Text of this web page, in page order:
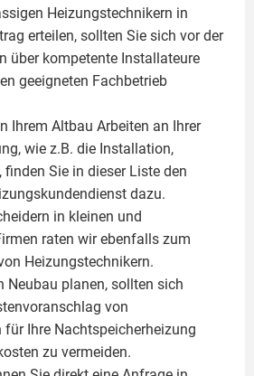
Heizungstechnikern in
erteilen, sollten Sie sich vor der
über kompetente Installateure
geeigneten Fachbetrieb
Ihrem Altbau Arbeiten an Ihrer
wie z.B. die Installation,
Sie in dieser Liste den
dazu.
in kleinen und
raten wir ebenfalls zum
Heizungstechnikern.
Neubau planen, sollten sich
von
für Ihre Nachtspeicherheizung
zu vermeiden.